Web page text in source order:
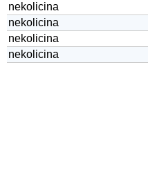
nekolicina
nekolicina
nekolicina
nekolicina